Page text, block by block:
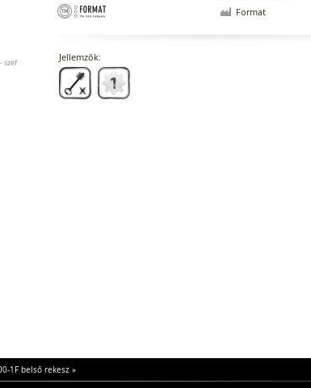
széf
Format
Jellemzők:
1F belső rekesz»